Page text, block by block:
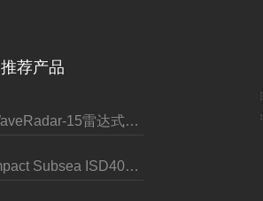
推荐产品
WaveRadar-15雷达式波浪水位传感器
Impact Subsea ISD4000深度计（带AHRS）